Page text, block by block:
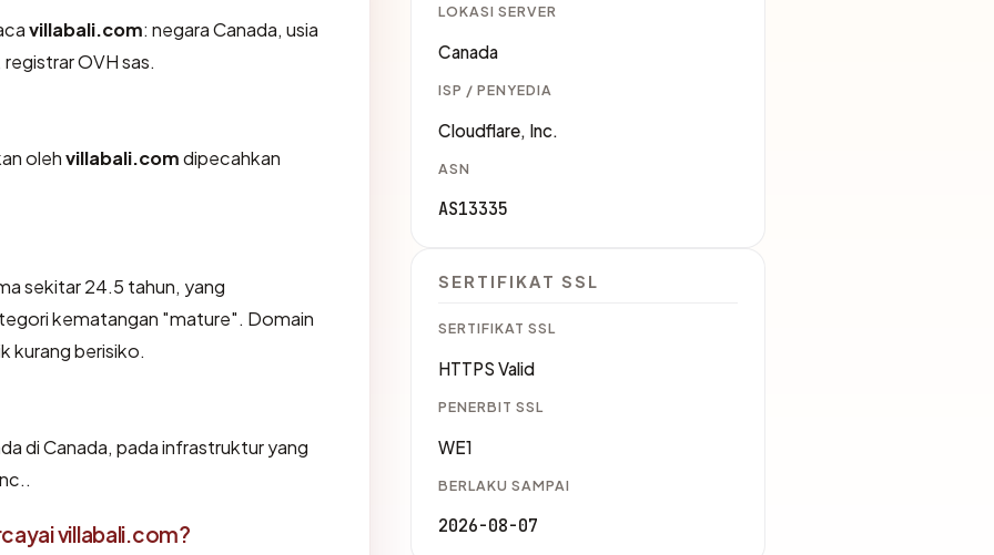
villabali.com: negara Canada, usia
OVH sas.
olehvillabali.comdipecahkan
sekitar 24.5 tahun, yang
kematangan "mature". Domain
kurang berisiko.
di Canada, pada infrastruktur yang
villabali.com?
LOKASI SERVER
Canada
ISP / PENYEDIA
Cloudflare, Inc.
ASN
AS13335
SERTIFIKAT SSL
SERTIFIKAT SSL
HTTPS Valid
PENERBIT SSL
WE1
BERLAKU SAMPAI
2026-08-07